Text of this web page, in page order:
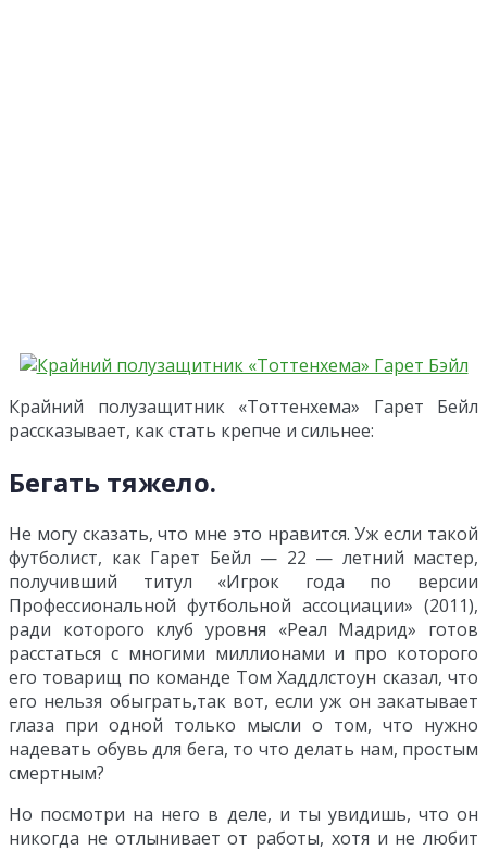
Крайний полузащитник «Тоттенхема» Гарет Бейл
рассказывает, как стать крепче и сильнее:
Бегать тяжело.
Не могу сказать, что мне это нравится. Уж если такой
футболист, как Гарет Бейл — 22 — летний мастер,
получивший титул «Игрок года по версии
Профессиональной футбольной ассоциации» (2011),
ради которого клуб уровня «Реал Мадрид» готов
расстаться с многими миллионами и про которого
его товарищ по команде Том Хаддлстоун сказал, что
его нельзя обыграть,так вот, если уж он закатывает
глаза при одной только мысли о том, что нужно
надевать обувь для бега, то что делать нам, простым
смертным?
Но посмотри на него в деле, и ты увидишь, что он
никогда не отлынивает от работы, хотя и не любит